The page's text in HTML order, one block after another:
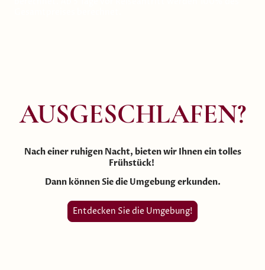
AUSGESCHLAFEN?
Nach einer ruhigen Nacht, bieten wir Ihnen ein tolles
Frühstück!
Dann können Sie die Umgebung erkunden.
Entdecken Sie die Umgebung!